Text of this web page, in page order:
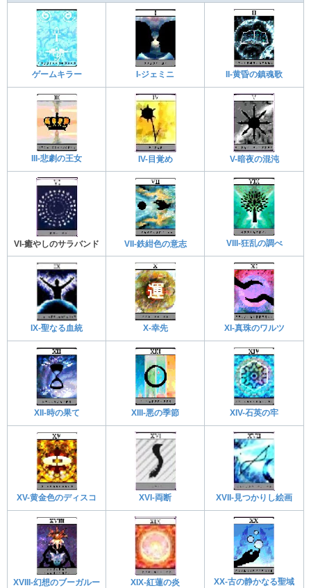
ゲームキラー I-ジェミニ II-黄昏の鎮魂歌
III-悲劇の王女 IV-目覚め V-暗夜の混沌
VI-癒やしのサラバンド VII-鉄紺色の意志 VIII-狂乱の調べ
IX-聖なる血統 X-幸先 XI-真珠のワルツ
XII-時の果て XIII-悪の季節 XIV-石英の牢
XV-黄金色のディスコ XVI-両断 XVII-見つかりし絵画
XVIII-幻想のブーガルー XIX-紅蓮の炎 XX-古の静かなる聖域